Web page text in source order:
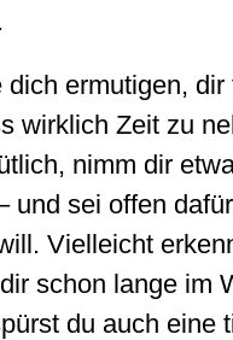
dich ermutigen,
wirklich Zeit zu
nimm dir
und sei offen
Vielleicht
schon lange im
du auch eine